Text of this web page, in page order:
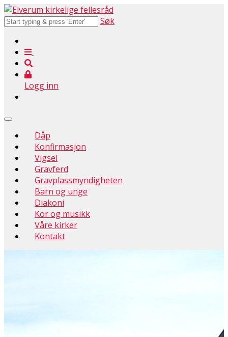
Søk
Logg inn
Dåp
Konfirmasjon
Vigsel
Gravferd
Gravplassmyndigheten
Barn og unge
Diakoni
Kor og musikk
Våre kirker
Kontakt